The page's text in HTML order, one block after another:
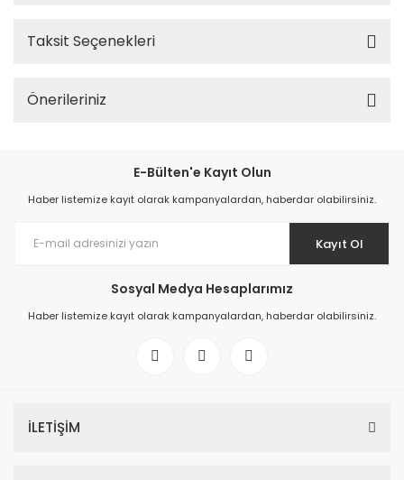
Taksit Seçenekleri
Önerileriniz
E-Bülten'e Kayıt Olun
Haber listemize kayıt olarak kampanyalardan, haberdar olabilirsiniz.
Kayıt Ol
Sosyal Medya Hesaplarımız
Haber listemize kayıt olarak kampanyalardan, haberdar olabilirsiniz.
İLETİŞİM